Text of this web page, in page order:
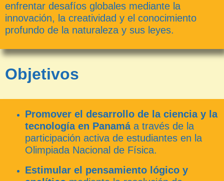
enfrentar desafíos globales mediante la
innovación, la creatividad y el conocimiento
profundo de la naturaleza y sus leyes.
Objetivos
Promover el desarrollo de la ciencia y la
tecnología en Panamáa través de la
participación activa de estudiantes en la
Olimpiada Nacional de Física.
Estimular el pensamiento lógico y